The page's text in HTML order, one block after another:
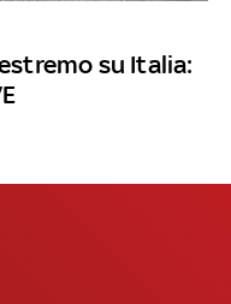
su Italia: